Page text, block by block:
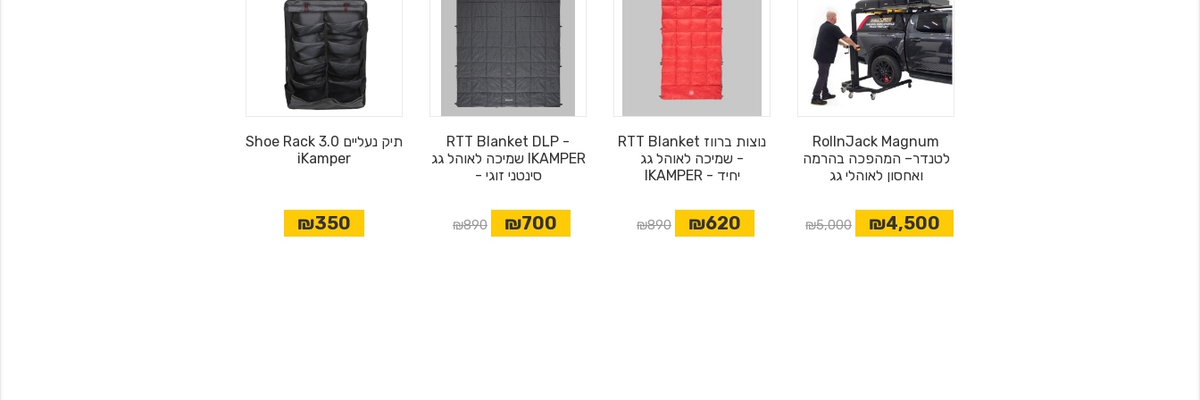
Shoe Rack 3.0 תיק נעליים
iKamper
₪350
RTT Blanket DLP -
שמיכה לאוהל גג IKAMPER
- סינטני זוגי
₪890 ₪700
RTT Blanket נוצות ברווז
- שמיכה לאוהל גג
IKAMPER - יחיד
₪890 ₪620
RollnJack Magnum
לטנדר– המהפכה בהרמה
ואחסון לאוהלי גג
₪5,000 ₪4,500